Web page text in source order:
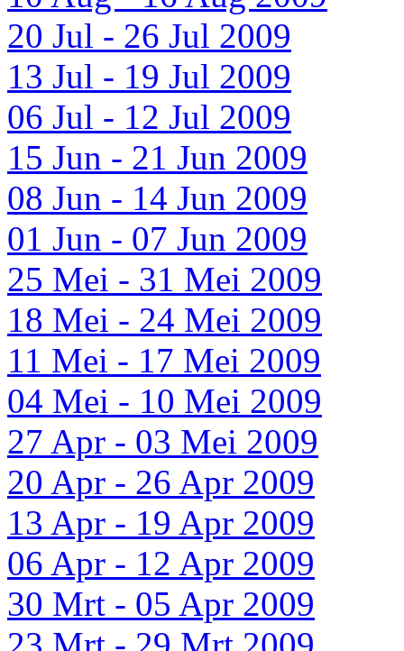
20 Jul - 26 Jul 2009
13 Jul - 19 Jul 2009
06 Jul - 12 Jul 2009
15 Jun - 21 Jun 2009
08 Jun - 14 Jun 2009
01 Jun - 07 Jun 2009
25 Mei - 31 Mei 2009
18 Mei - 24 Mei 2009
11 Mei - 17 Mei 2009
04 Mei - 10 Mei 2009
27 Apr - 03 Mei 2009
20 Apr - 26 Apr 2009
13 Apr - 19 Apr 2009
06 Apr - 12 Apr 2009
30 Mrt - 05 Apr 2009